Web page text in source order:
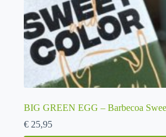
BIG GREEN EGG – Barbecoa
€ 25,95